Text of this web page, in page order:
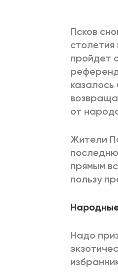
Псков
пройдет
от
Жители
прямым
пользу
Надо